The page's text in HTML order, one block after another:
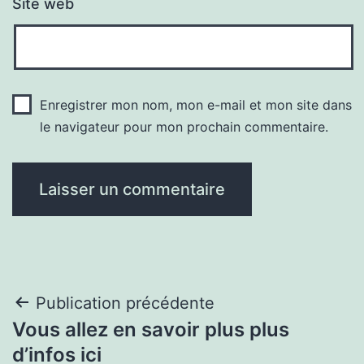
Enregistrer mon nom, mon e-mail et mon site dans
le navigateur pour mon prochain commentaire.
Navigation
de
Publication précédente
Vous allez en savoir plus plus
d’infos ici